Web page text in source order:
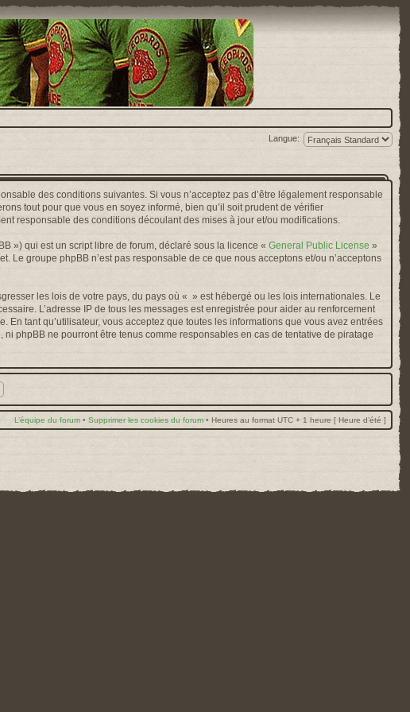
Langue:
des conditions suivantes. Si vous n’acceptez pas d’être légalement responsable
tout pour que vous en soyez informé, bien qu’il soit prudent de vérifier
responsable des conditions découlant des mises à jour et/ou modifications.
») qui est un script libre de forum, déclaré sous la licence « General Public License »
Le groupe phpBB n’est pas responsable de ce que nous acceptons et/ou n’acceptons
les lois de votre pays, du pays où « » est hébergé ou les lois internationales. Le
L’adresse IP de tous les messages est enregistrée pour aider au renforcement
tant qu’utilisateur, vous acceptez que toutes les informations que vous avez entrées
phpBB ne pourront être tenus comme responsables en cas de tentative de piratage
L’équipe du forum • Supprimer les cookies du forum • Heures au format UTC + 1 heure [ Heure d’été ]